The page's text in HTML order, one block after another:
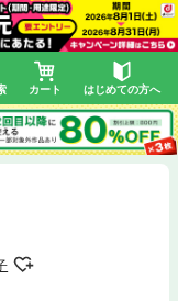
カート はじめての方へ